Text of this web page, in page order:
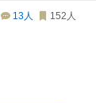
13人 152 人